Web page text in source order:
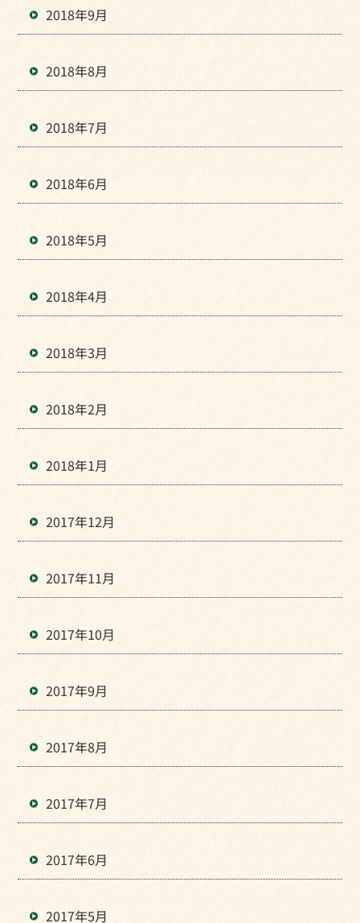
2018年9月
2018年8月
2018年7月
2018年6月
2018年5月
2018年4月
2018年3月
2018年2月
2018年1月
2017年12月
2017年11月
2017年10月
2017年9月
2017年8月
2017年7月
2017年6月
2017年5月